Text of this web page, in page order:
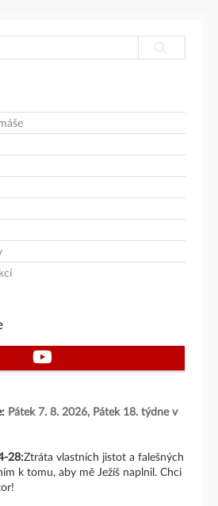
Search
Pátek 7. 8. 2026, Pátek 18. týdne v
28:Ztráta vlastních jistot a falešných
k tomu, aby mě Ježíš naplnil. Chci